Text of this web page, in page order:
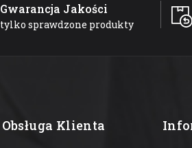
Gwarancja Jakości
tylko sprawdzone produkty
Obsługa Klienta